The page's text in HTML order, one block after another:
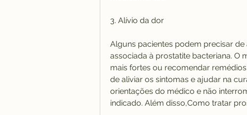
3. Alívio da dor
Alguns pacientes podem precisar
associada à prostatite bacteriana.
mais fortes ou recomendar
de aliviar os sintomas e ajudar na
orientações do médico e não
indicado. Além disso,Como tratar